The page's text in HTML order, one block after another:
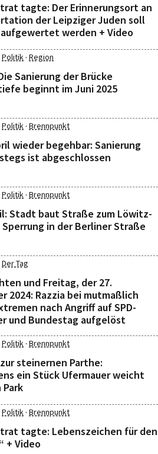
tagte: Der Erinnerungsort an
der Leipziger Juden soll
werden + Video
Politik· Region
Sanierung der Brücke
beginnt im Juni 2025
Politik· Brennpunkt
wieder begehbar: Sanierung
ist abgeschlossen
Politik· Brennpunkt
Stadt baut Straße zum Löwitz-
Sperrung in der Berliner Straße
Der Tag
und Freitag, der 27.
2024: Razzia bei mutmaßlich
nach Angriff auf SPD-
und Bundestag aufgelöst
Politik· Brennpunkt
steinernen Parthe:
ein Stück Ufermauer weicht
Politik· Brennpunkt
tagte: Lebenszeichen für den
+ Video